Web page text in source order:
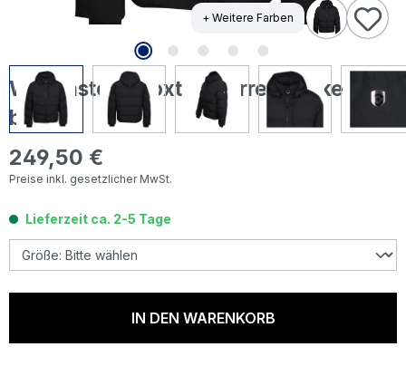
+ Weitere Farben
Wellensteyn Boxton Herren Jacke
black
Regulärer Preis:
249,50 €
Preise inkl. gesetzlicher MwSt.
Lieferzeit ca. 2-5 Tage
IN DEN WARENKORB